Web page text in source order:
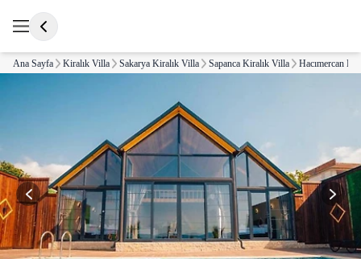
Ana Sayfa Kiralık Villa Sakarya Kiralık Villa Sapanca Kiralık Villa Hacımercan